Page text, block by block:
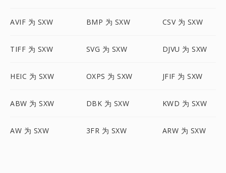
AVIF 为 SXW BMP 为 SXW CSV 为 SXW
TIFF 为 SXW SVG 为 SXW DJVU 为 SXW
HEIC 为 SXW OXPS 为 SXW JFIF 为 SXW
ABW 为 SXW DBK 为 SXW KWD 为 SXW
AW 为 SXW 3FR 为 SXW ARW 为 SXW